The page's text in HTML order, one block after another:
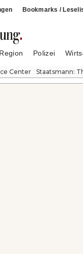
Bookmarks /
Polizei
Center Staatsmann: